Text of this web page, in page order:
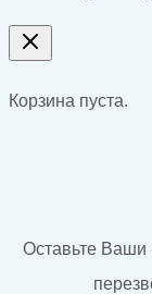
Корзина пуста.
Оставьте Ваши